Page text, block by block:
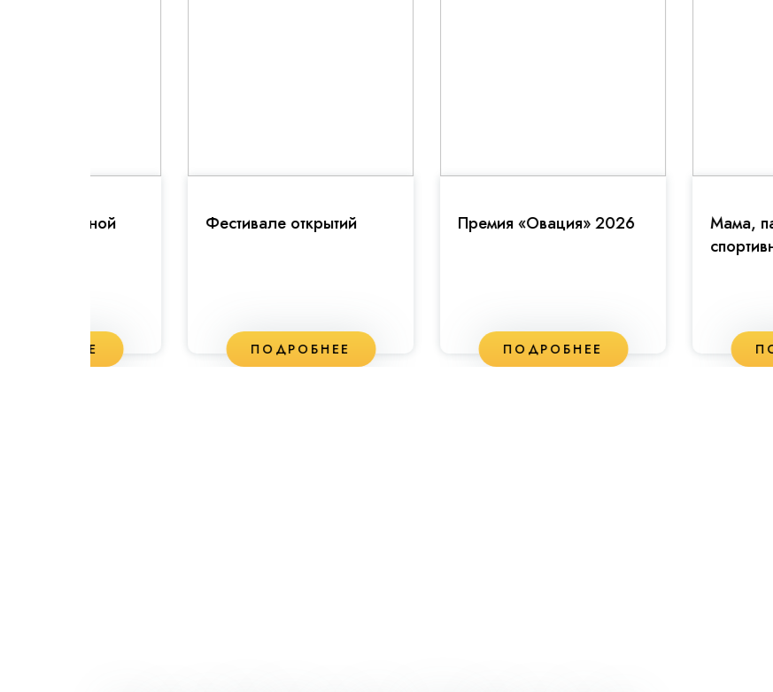
Фестивале открытий
ПОДРОБНЕЕ
Премия «Овация» 2026
ПОДРОБНЕЕ
Мама, папа, я -
спортивная семья!
ПОДРОБНЕЕ